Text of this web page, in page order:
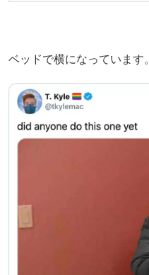
ベッドで横になっています。